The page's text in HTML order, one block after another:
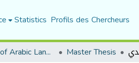
Statistics Profils des Chercheurs
Department of Arabic Language and Literature Master Thesis